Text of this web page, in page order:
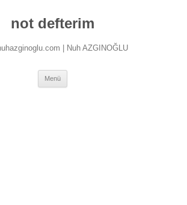
not defterim
| Nuh AZGINOĞLU
Menü